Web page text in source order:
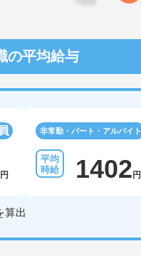
の平均給与
円
非常勤・パート・アルバイト
1402 円
算出